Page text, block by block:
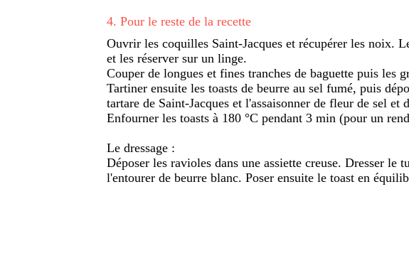
4. Pour le reste de la recette
Ouvrir les coquilles Saint-Jacques et récupérer les noix.
et les réserver sur un linge.
Couper de longues et fines tranches de baguette puis les
Tartiner ensuite les toasts de beurre au sel fumé, puis
tartare de Saint-Jacques et l'assaisonner de fleur de sel et
Enfourner les toasts à 180 °C pendant 3 min (pour un
Le dressage :
Déposer les ravioles dans une assiette creuse. Dresser le
l'entourer de beurre blanc. Poser ensuite le toast en